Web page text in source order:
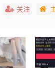
关注